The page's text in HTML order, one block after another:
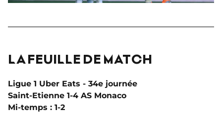
LA FEUILLE DE MATCH
Ligue 1 Uber Eats - 34e journée
Saint-Etienne 1-4 AS Monaco
Mi-temps : 1-2